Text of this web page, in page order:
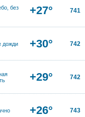
без
+27° 741
дожди +30° 742
+29° 742
+26° 743